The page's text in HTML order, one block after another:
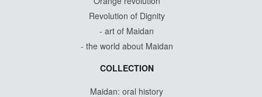
Revolution of Dignity
- art of Maidan
- the world about Maidan
COLLECTION
Maidan: oral history